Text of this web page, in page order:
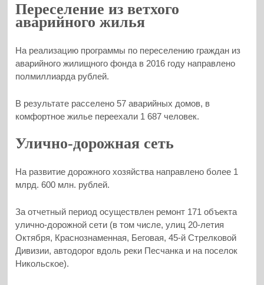
Переселение из ветхого
аварийного жилья
На реализацию программы по переселению граждан из
аварийного жилищного фонда в 2016 году направлено
полмиллиарда рублей.
В результате расселено 57 аварийных домов, в
комфортное жилье переехали 1 687 человек.
Улично-дорожная сеть
На развитие дорожного хозяйства направлено более 1
млрд. 600 млн. рублей.
За отчетный период осуществлен ремонт 171 объекта
улично-дорожной сети (в том числе, улиц 20-летия
Октября, Краснознаменная, Беговая, 45-й Стрелковой
Дивизии, автодорог вдоль реки Песчанка и на поселок
Никольское).